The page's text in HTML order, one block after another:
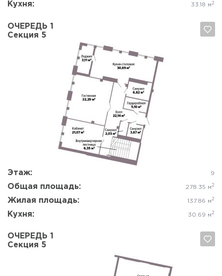
Кухня: 33.18 м 2
ОЧЕРЕДЬ 1
Секция 5
Этаж: 9
Общая площадь: 278.35 м 2
Жилая площадь: 137.86 м 2
Кухня: 30.69 м 2
Да, удалить Отмена
ОЧЕРЕДЬ 1
Секция 5